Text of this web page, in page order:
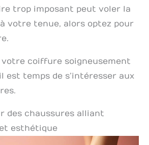
trop imposant peut voler la
votre tenue, alors optez pour
votre coiffure soigneusement
est temps de s’intéresser aux
des chaussures alliant
esthétique